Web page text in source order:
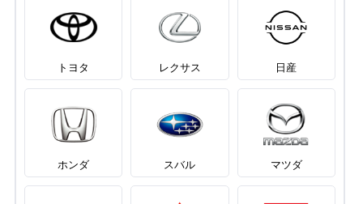
トヨタ レクサス 日産
ホンダ スバル マツダ